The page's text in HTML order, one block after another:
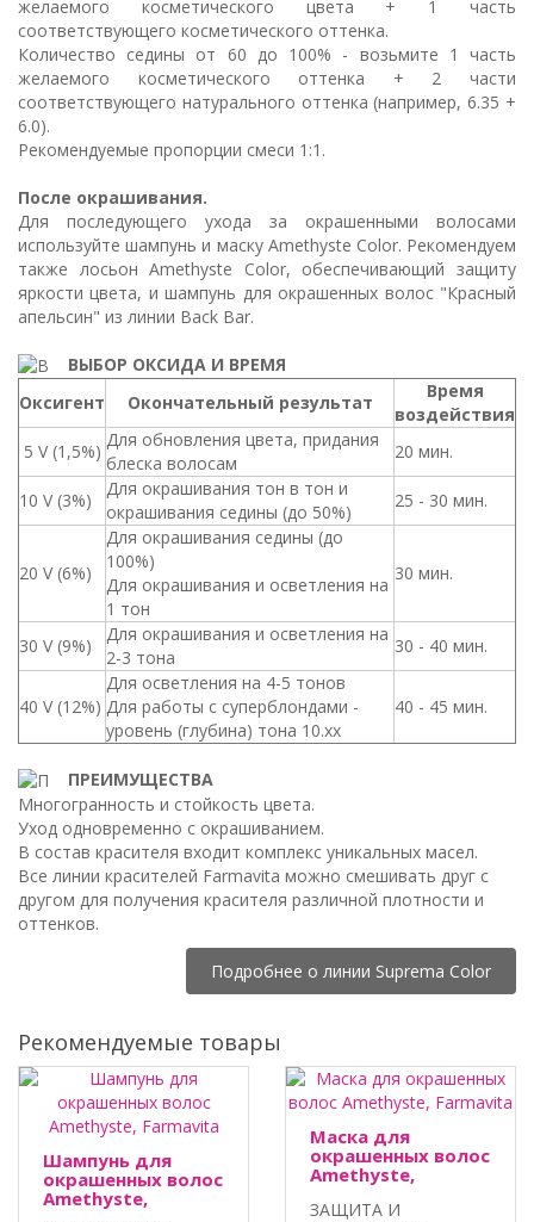
желаемого косметического цвета + 1 часть
соответствующего косметического оттенка.
Количество седины от 60 до 100% - возьмите 1 часть
желаемого косметического оттенка + 2 части
соответствующего натурального оттенка (например, 6.35 +
6.0).
Рекомендуемые пропорции смеси 1:1.
После окрашивания.
Для последующего ухода за окрашенными волосами
используйте шампунь и маску Amethyste Color. Рекомендуем
также лосьон Amethyste Color, обеспечивающий защиту
яркости цвета, и шампунь для окрашенных волос "Красный
апельсин" из линии Back Bar.
ВЫБОР ОКСИДА И ВРЕМЯ
Оксигент
Окончательный результат
Время
воздействия
5 V (1,5%)
Для обновления цвета, придания
блеска волосам
20 мин.
10 V (3%)
Для окрашивания тон в тон и
окрашивания седины (до 50%)
25 - 30 мин.
20 V (6%)
Для окрашивания седины (до
100%)
Для окрашивания и осветления на
1 тон
30 мин.
30 V (9%)
Для окрашивания и осветления на
2-3 тона
30 - 40 мин.
40 V (12%)
Для осветления на 4-5 тонов
Для работы с суперблондами -
уровень (глубина) тона 10.хх
40 - 45 мин.
ПРЕИМУЩЕСТВА
Многогранность и стойкость цвета.
Уход одновременно с окрашиванием.
В состав красителя входит комплекс уникальных масел.
Все линии красителей Farmavita можно смешивать друг с
другом для получения красителя различной плотности и
оттенков.
Подробнее о линии Suprema Color
Рекомендуемые товары
Шампунь для
окрашенных волос
Amethyste,
Маска для
окрашенных волос
Amethyste,
ЗАЩИТА И